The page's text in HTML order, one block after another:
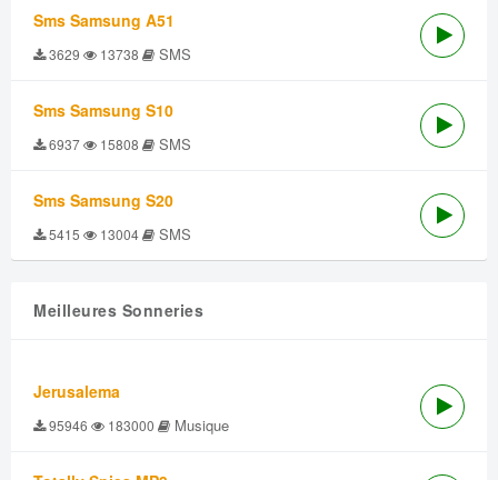
Sms Samsung A51
3629 13738 SMS
Sms Samsung S10
6937 15808 SMS
Sms Samsung S20
5415 13004 SMS
Meilleures Sonneries
Jerusalema
95946 183000 Musique